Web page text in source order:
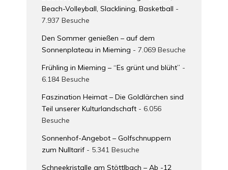
Beach-Volleyball, Slacklining, Basketball -
7.937 Besuche
Den Sommer genießen – auf dem
Sonnenplateau in Mieming - 7.069 Besuche
Frühling in Mieming – “Es grünt und blüht” -
6.184 Besuche
Faszination Heimat – Die Goldlärchen sind
Teil unserer Kulturlandschaft - 6.056
Besuche
Sonnenhof-Angebot – Golfschnuppern
zum Nulltarif - 5.341 Besuche
Schneekristalle am Stöttlbach – Ab -12